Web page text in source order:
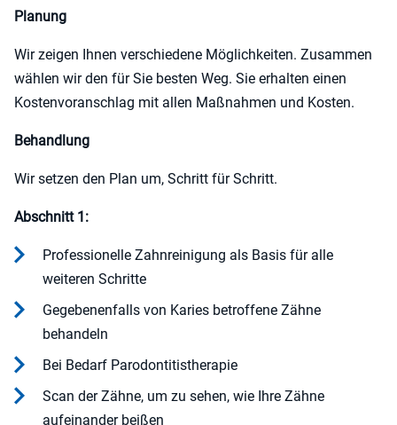
Planung
Wir zeigen Ihnen verschiedene Möglichkeiten. Zusammen
wählen wir den für Sie besten Weg. Sie erhalten einen
Kostenvoranschlag mit allen Maßnahmen und Kosten.
Behandlung
Wir setzen den Plan um, Schritt für Schritt.
Abschnitt 1:
Professionelle Zahnreinigung als Basis für alle
weiteren Schritte
Gegebenenfalls von Karies betroffene Zähne
behandeln
Bei Bedarf Parodontitistherapie
Scan der Zähne, um zu sehen, wie Ihre Zähne
aufeinander beißen